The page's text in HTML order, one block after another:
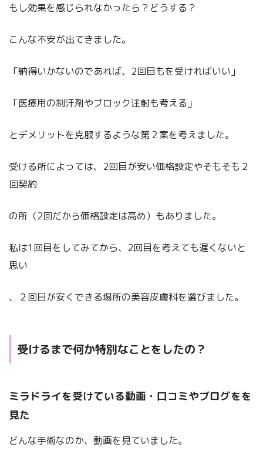
もし効果を感じられなかったら？どうする？
こんな不安が出てきました。
「納得いかないのであれば、2回目もを受ければいい」
「医療用の制汗剤やブロック注射も考える」
とデメリットを克服するような第２案を考えました。
受ける所によっては、2回目が安い価格設定やそもそも２
回契約
の所（2回だから価格設定は高め）もありました。
私は1回目をしてみてから、2回目を考えても遅くないと
思い
、２回目が安くできる場所の美容皮膚科を選びました。
受けるまで何か特別なことをしたの？
ミラドライを受けている動画・口コミやブログをを
見た
どんな手術なのか、動画を見ていました。